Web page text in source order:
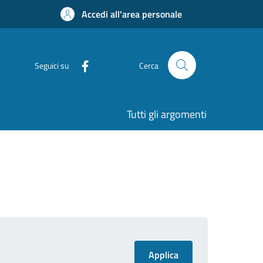
Accedi all'area personale
Seguici su Cerca
Tutti gli argomenti